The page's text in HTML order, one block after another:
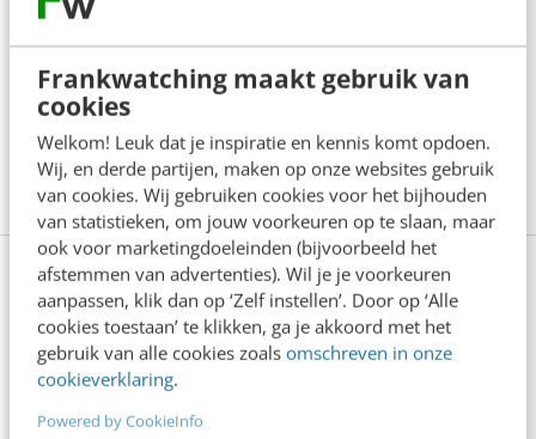
Frankwatching maakt gebruik van
cookies
Welkom! Leuk dat je inspiratie en kennis komt opdoen.
Wij, en derde partijen, maken op onze websites gebruik
van cookies. Wij gebruiken cookies voor het bijhouden
van statistieken, om jouw voorkeuren op te slaan, maar
ook voor marketingdoeleinden (bijvoorbeeld het
afstemmen van advertenties). Wil je je voorkeuren
aanpassen, klik dan op ‘Zelf instellen’. Door op ‘Alle
cookies toestaan’ te klikken, ga je akkoord met het
gebruik van alle cookies zoals omschreven in onze
cookieverklaring.
Powered by CookieInfo
zonder marketingstrategie geen online succes.
Maak tijdens de training Online marketing (basis)
kennis met de belangrijkste onderdelen van digital
marketing: van social media tot webanalytics. En van
e-mailmarketing tot adverteren. Meer weten?
Anderen lezen ook
Je merk opleveren? Waarom een PDF niet